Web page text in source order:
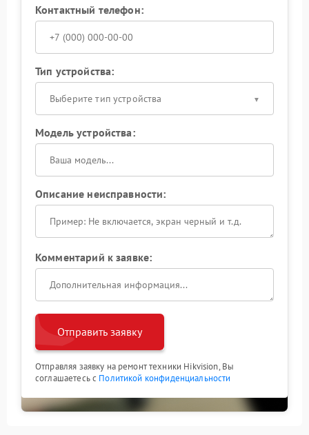
Контактный телефон:
Тип устройства:
Выберите тип устройства
Модель устройства:
Описание неисправности:
Комментарий к заявке:
Отправить заявку
Отправляя заявку на ремонт техники Hikvision, Вы
соглашаетесь с Политикой конфиденциальности